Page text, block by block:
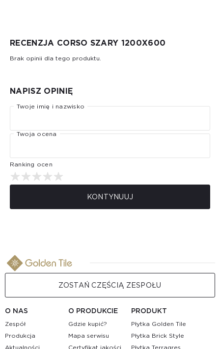
RECENZJA CORSO SZARY 1200X600
Brak opinii dla tego produktu.
NAPISZ OPINIĘ
Twoje imię i nazwisko
Twoja ocena
Ranking ocen
KONTYNUUJ
ZOSTAŃ CZĘŚCIĄ ZESPOŁU
O NAS
Zespół
Produkcja
Aktualności
O PRODUKCIE
Gdzie kupić?
Mapa serwisu
Certyfikat jakości
PRODUKT
Płytka Golden Tile
Płytka Brick Style
Płytka Terragres